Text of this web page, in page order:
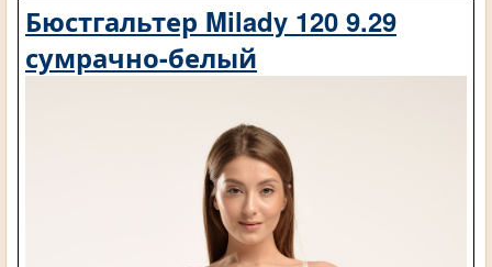
Бюстгальтер Milady 120 9.29
сумрачно-белый